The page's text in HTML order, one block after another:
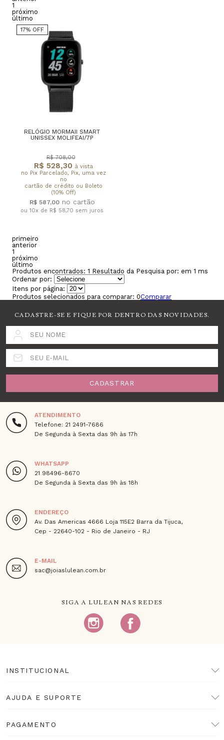
1
próximo
último
17% OFF
RELÓGIO MORMAII SMART
UNISSEX MOLIFEAI/7P
R$ 528,30 à vista
no Pix Parcelado, Pix, uma vez
no
cartão de crédito ou Boleto
(10% Off)
R$ 708,00
R$ 587,00
ou 10x de R$ 58,70 sem juros
primeiro
anterior
1
próximo
último
Produtos encontrados: 1 Resultado da Pesquisa por: em 1 ms
Ordenar por:
Itens por página:
Produtos selecionados para comparar: 0Comparar
CADASTRE-SE E FIQUE POR DENTRO DAS NOVIDADES.
SEU NOME
SEU E-MAIL
CADASTRAR
ATENDIMENTO
Telefone: 21 2491-7686
De Segunda à Sexta das 9h às 17h
WHATSAPP
21 98496-8670
De Segunda à Sexta das 9h às 18h
ENDEREÇO
Av. Das Americas 4666 Loja 115E2 Barra da Tijuca,
Cep - 22640-102 - Rio de Janeiro - RJ
E-MAIL
sac@joiaslulean.com.br
SIGA A LULEAN NAS REDES
INSTITUCIONAL
AJUDA E SUPORTE
PAGAMENTO